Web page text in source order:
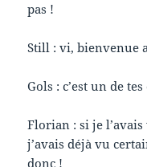
pas !
Still : vi, bienvenue
Gols : c’est un de
Florian : si je
j’avais déjà vu
donc !